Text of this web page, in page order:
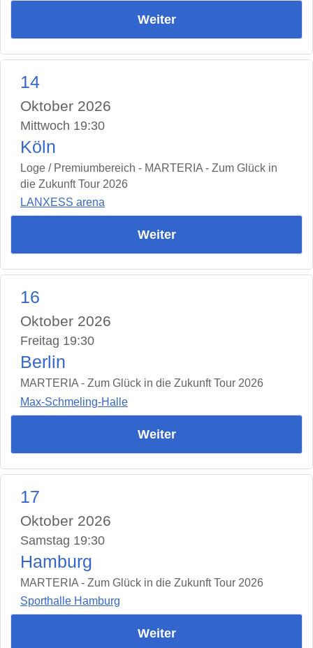
Weiter
14
Oktober 2026
Mittwoch 19:30
Köln
Loge / Premiumbereich - MARTERIA - Zum Glück in
die Zukunft Tour 2026
LANXESS arena
Weiter
16
Oktober 2026
Freitag 19:30
Berlin
MARTERIA - Zum Glück in die Zukunft Tour 2026
Max-Schmeling-Halle
Weiter
17
Oktober 2026
Samstag 19:30
Hamburg
MARTERIA - Zum Glück in die Zukunft Tour 2026
Sporthalle Hamburg
Weiter